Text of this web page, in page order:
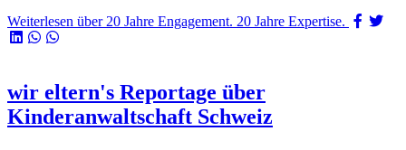
Weiterlesen über 20 Jahre Engagement. 20 Jahre Expertise.
wir eltern's Reportage über
Kinderanwaltschaft Schweiz